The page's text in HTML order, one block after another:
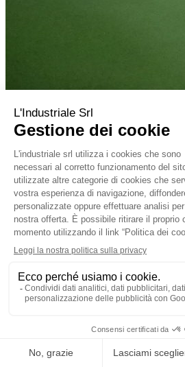
Dati tecnici
Condizione:usato
Anno: non definito
La profilatrice GRIFO con software
screen. Ha due mole d.200 mm una per
finitura. La distanza tra una mola e